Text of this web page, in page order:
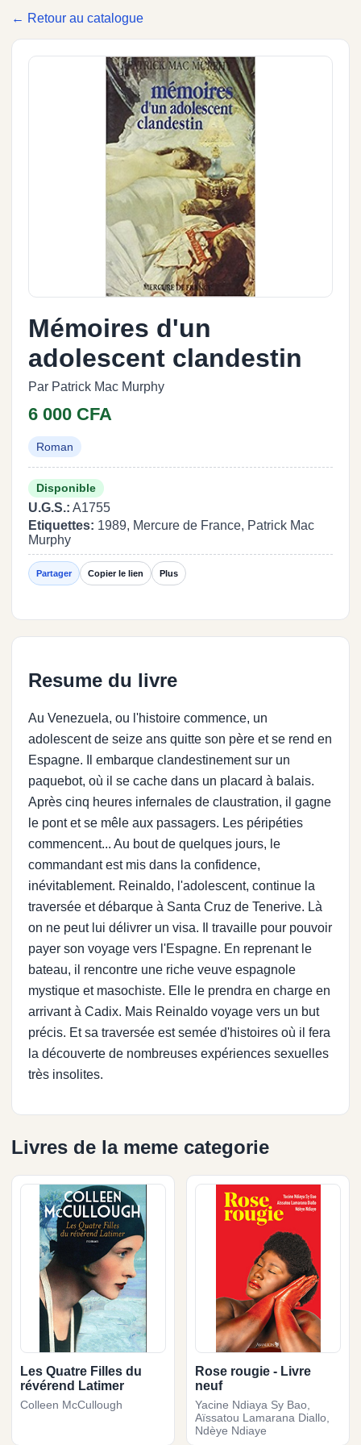
← Retour au catalogue
Mémoires d'un
adolescent clandestin
Par Patrick Mac Murphy
6 000 CFA
Roman
Disponible
U.G.S.: A1755
Etiquettes: 1989, Mercure de France, Patrick Mac
Murphy
Partager Copier le lien Plus
Resume du livre
Au Venezuela, ou l'histoire commence, un
adolescent de seize ans quitte son père et se rend en
Espagne. Il embarque clandestinement sur un
paquebot, où il se cache dans un placard à balais.
Après cinq heures infernales de claustration, il gagne
le pont et se mêle aux passagers. Les péripéties
commencent... Au bout de quelques jours, le
commandant est mis dans la confidence,
inévitablement. Reinaldo, l'adolescent, continue la
traversée et débarque à Santa Cruz de Tenerive. Là
on ne peut lui délivrer un visa. Il travaille pour pouvoir
payer son voyage vers l'Espagne. En reprenant le
bateau, il rencontre une riche veuve espagnole
mystique et masochiste. Elle le prendra en charge en
arrivant à Cadix. Mais Reinaldo voyage vers un but
précis. Et sa traversée est semée d'histoires où il fera
la découverte de nombreuses expériences sexuelles
très insolites.
Livres de la meme categorie
Les Quatre Filles du
révérend Latimer
Colleen McCullough
Rose rougie - Livre
neuf
Yacine Ndiaya Sy Bao,
Aïssatou Lamarana Diallo,
Ndèye Ndiaye